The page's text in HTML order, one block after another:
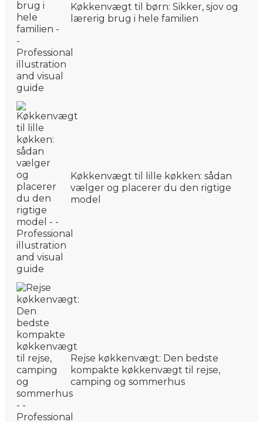
Køkkenvægt til børn: Sikker, sjov og
lærerig brug i hele familien
Køkkenvægt til lille køkken: sådan
vælger og placerer du den rigtige
model
Rejse køkkenvægt: Den bedste
kompakte køkkenvægt til rejse,
camping og sommerhus